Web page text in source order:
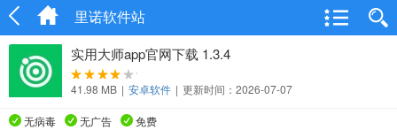
里诺软件站
实用大师app官网下载 1.3.4
41.98 MB | 安卓软件 | 更新时间：2026-07-07
无病毒 无广告 免费